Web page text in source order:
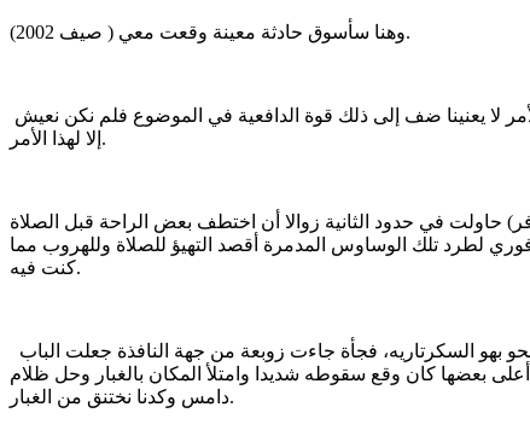
وهنا سأسوق حادثة معينة وقعت معي ( صيف 2002).
إلا لهذا الأمر.
حاولت في حدود الثانية زوالا أن اختطف بعض الراحة قبل الصلاة
لطرد تلك الوساوس المدمرة أقصد التهيؤ للصلاة وللهروب مما
كنت فيه.
بعضها كان وقع سقوطه شديدا وامتلأ المكان بالغبار وحل ظلام
دامس وكدنا نختنق من الغبار.